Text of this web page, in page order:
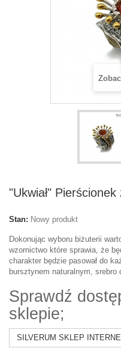
"Ukwiał"
Stan: Nowy produkt
Dokonując wyboru biżuterii
wzornictwo które sprawia, że
charakter będzie pasował do
bursztynem naturalnym, srebro
Sprawdź
sklepie;
SILVERUM SKLEP